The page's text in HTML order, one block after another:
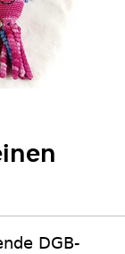
DGB-